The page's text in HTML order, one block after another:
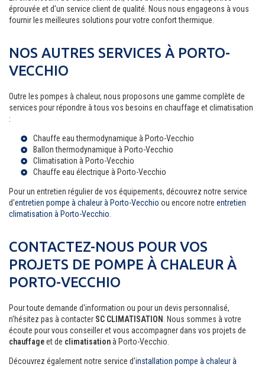
éprouvée et d'un service client de qualité. Nous nous engageons à vous
fournir les meilleures solutions pour votre confort thermique.
NOS AUTRES SERVICES À PORTO-
VECCHIO
Outre les pompes à chaleur, nous proposons une gamme complète de
services pour répondre à tous vos besoins en chauffage et climatisation
:
Chauffe eau thermodynamique à Porto-Vecchio
Ballon thermodynamique à Porto-Vecchio
Climatisation à Porto-Vecchio
Chauffe eau électrique à Porto-Vecchio
Pour un entretien régulier de vos équipements, découvrez notre service
d'entretien pompe à chaleur à Porto-Vecchio ou encore notre entretien
climatisation à Porto-Vecchio.
CONTACTEZ-NOUS POUR VOS
PROJETS DE POMPE À CHALEUR À
PORTO-VECCHIO
Pour toute demande d'information ou pour un devis personnalisé,
n'hésitez pas à contacter SC CLIMATISATION . Nous sommes à votre
écoute pour vous conseiller et vous accompagner dans vos projets de
chauffageet de climatisationà Porto-Vecchio.
Découvrez également notre service d'installation pompe à chaleur à